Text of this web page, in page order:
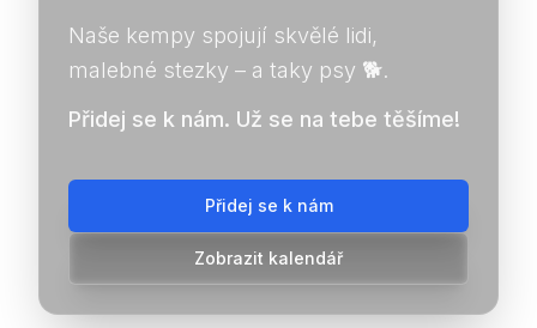
Naše kempy spojují skvělé lidi,
malebné stezky – a taky psy 🐕.
Přidej se k nám. Už se na tebe těšíme!
Přidej se k nám
Zobrazit kalendář